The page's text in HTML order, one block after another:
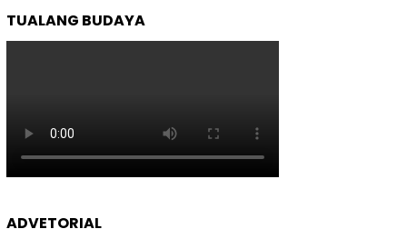
TUALANG BUDAYA
ADVETORIAL